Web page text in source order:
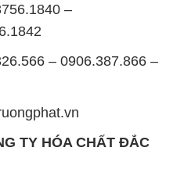
–
– 0906.387.866 –
TY HÓA CHẤT ĐẮC